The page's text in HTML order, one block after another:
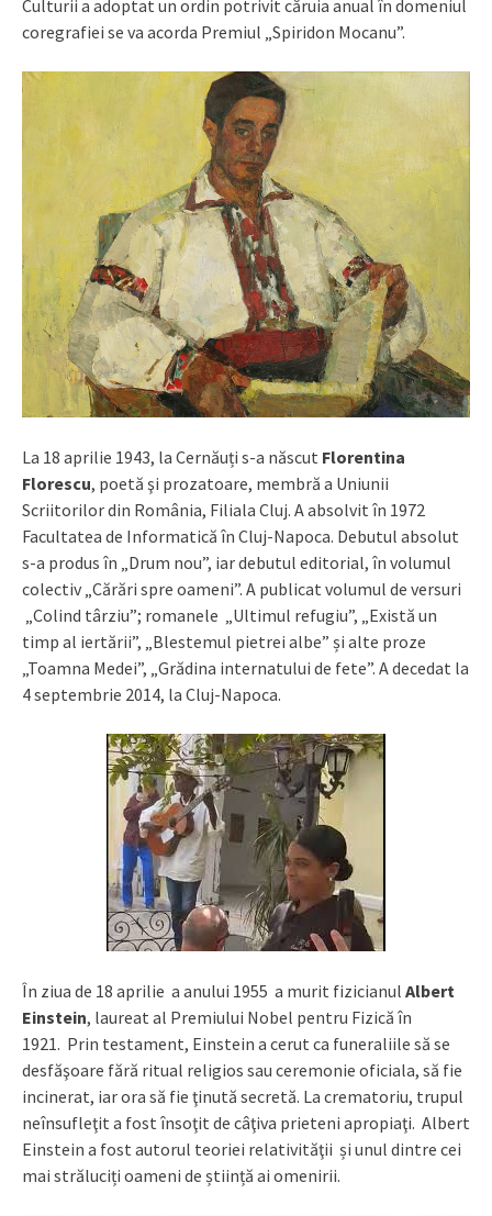
Culturii a adoptat un ordin potrivit căruia anual în domeniul
coregrafiei se va acorda Premiul „Spiridon Mocanu”.
La 18 aprilie 1943, la Cernăuți s-a născut Florentina
Florescu, poetă şi prozatoare, membră a Uniunii
Scriitorilor din România, Filiala Cluj. A absolvit în 1972
Facultatea de Informatică în Cluj-Napoca. Debutul absolut
s-a produs în „Drum nou”, iar debutul editorial, în volumul
colectiv „Cărări spre oameni”. A publicat volumul de versuri
„Colind târziu”; romanele „Ultimul refugiu”, „Există un
timp al iertării”, „Blestemul pietrei albe” și alte proze
„Toamna Medei”, „Grădina internatului de fete”. A decedat la
4 septembrie 2014, la Cluj-Napoca.
În ziua de 18 aprilie a anului 1955 a murit fizicianul Albert
Einstein, laureat al Premiului Nobel pentru Fizică în
1921. Prin testament, Einstein a cerut ca funeraliile să se
desfăşoare fără ritual religios sau ceremonie oficiala, să fie
incinerat, iar ora să fie ţinută secretă. La crematoriu, trupul
neînsufleţit a fost însoţit de câţiva prieteni apropiaţi. Albert
Einstein a fost autorul teoriei relativităţii și unul dintre cei
mai străluciți oameni de știință ai omenirii.